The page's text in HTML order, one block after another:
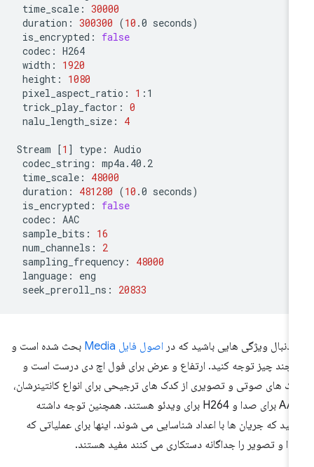
time_scale: 30000
duration: 300300 (10 .0 seconds
is_encrypted: false
codec:
width: 1920
height: 1080
pixel_aspect_ratio:
trick_play_factor:
nalu_length_size:
Stream 1] type:
codec_string:
time_scale: 48000
duration: 481280 (10 .0 seconds
is_encrypted: false
codec:
sample_bits:
num_channels:
sampling_frequency: 48000
language:
seek_preroll_ns: 20833
دنبال ویژگی هایی باشید که دراصول فایل Media
بحث شده است و
چند چیز توجه کنید. ارتفاع و عرض برای فول اچ دی درست است و
های صوتی و تصویری از کدک های ترجیحی برای انواع کانتینرشان،
AAC برای صدا و H264 برای ویدئو هستند. همچنین توجه داشته
که جریان ها با اعداد شناسایی می شوند. اینها برای عملیاتی که
و تصویر را جداگانه دستکاری می کنند مفید هستند.